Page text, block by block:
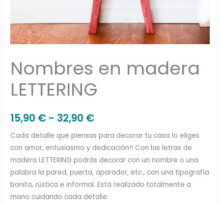
Nombres en madera
LETTERING
15,90 € - 32,90 €
Cada detalle que piensas para decorar tu casa lo eliges
con amor, entusiasmo y dedicación!! Con las letras de
madera LETTERING podrás decorar con un nombre o una
palabra la pared, puerta, aparador, etc., con una tipografía
bonita, rústica e informal. Está realizado totalmente a
mano cuidando cada detalle.